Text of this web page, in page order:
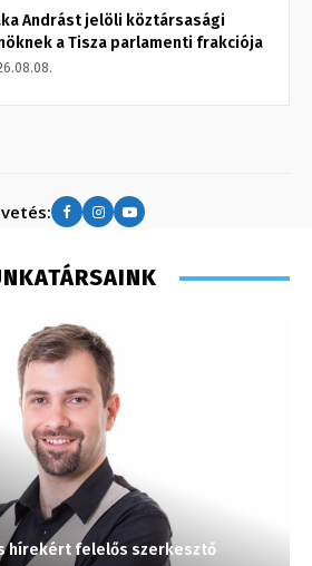
Andrást jelöli köztársasági
a Tisza parlamenti frakciója
hírekért felelős szerkesztő